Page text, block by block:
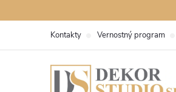
na
Kontakty Vernostný program